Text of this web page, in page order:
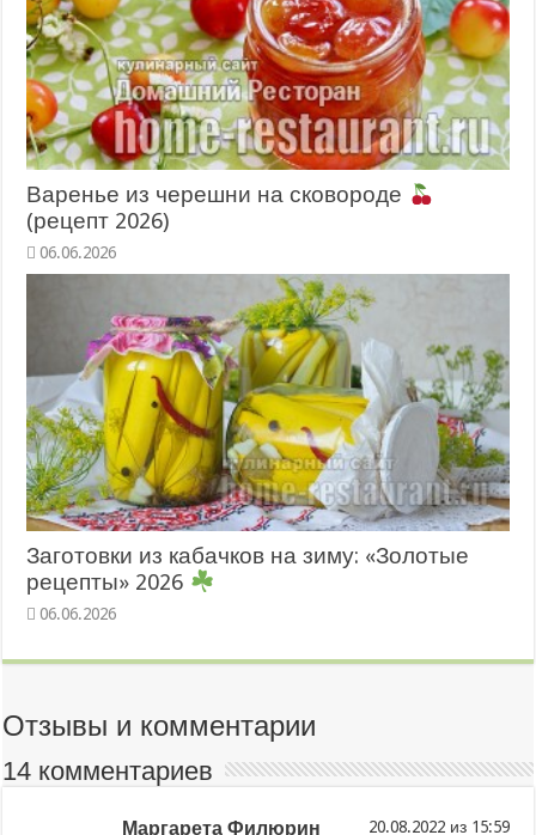
Варенье из черешни на сковороде
(рецепт 2026)
06.06.2026
Заготовки из кабачков на зиму: «Золотые
рецепты» 2026
06.06.2026
Отзывы и комментарии
14 комментариев
Маргарета Филюрин из